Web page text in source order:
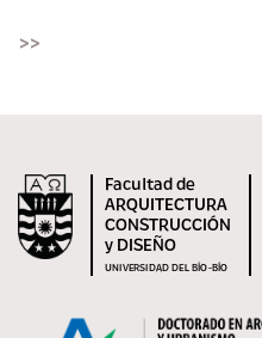
>>
Facultad de
ARQUITECTURA
CONSTRUCCIÓN
y DISEÑO
UNIVERSIDAD DEL BÍO-BÍO